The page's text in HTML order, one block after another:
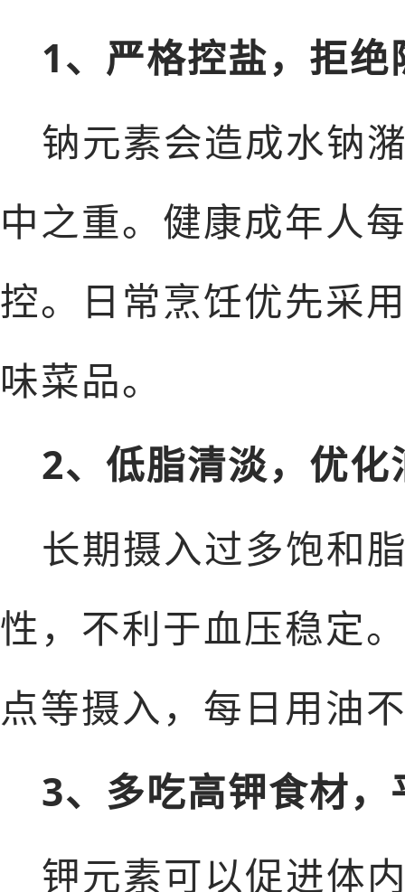
1、严格控盐，拒绝
钠元素会造成水钠
中之重。健康成年人
控。日常烹饪优先采
味菜品。
2、低脂清淡，优化
长期摄入过多饱和
性，不利于血压稳定
点等摄入，每日用油
3、多吃高钾食材
钾元素可以促进体